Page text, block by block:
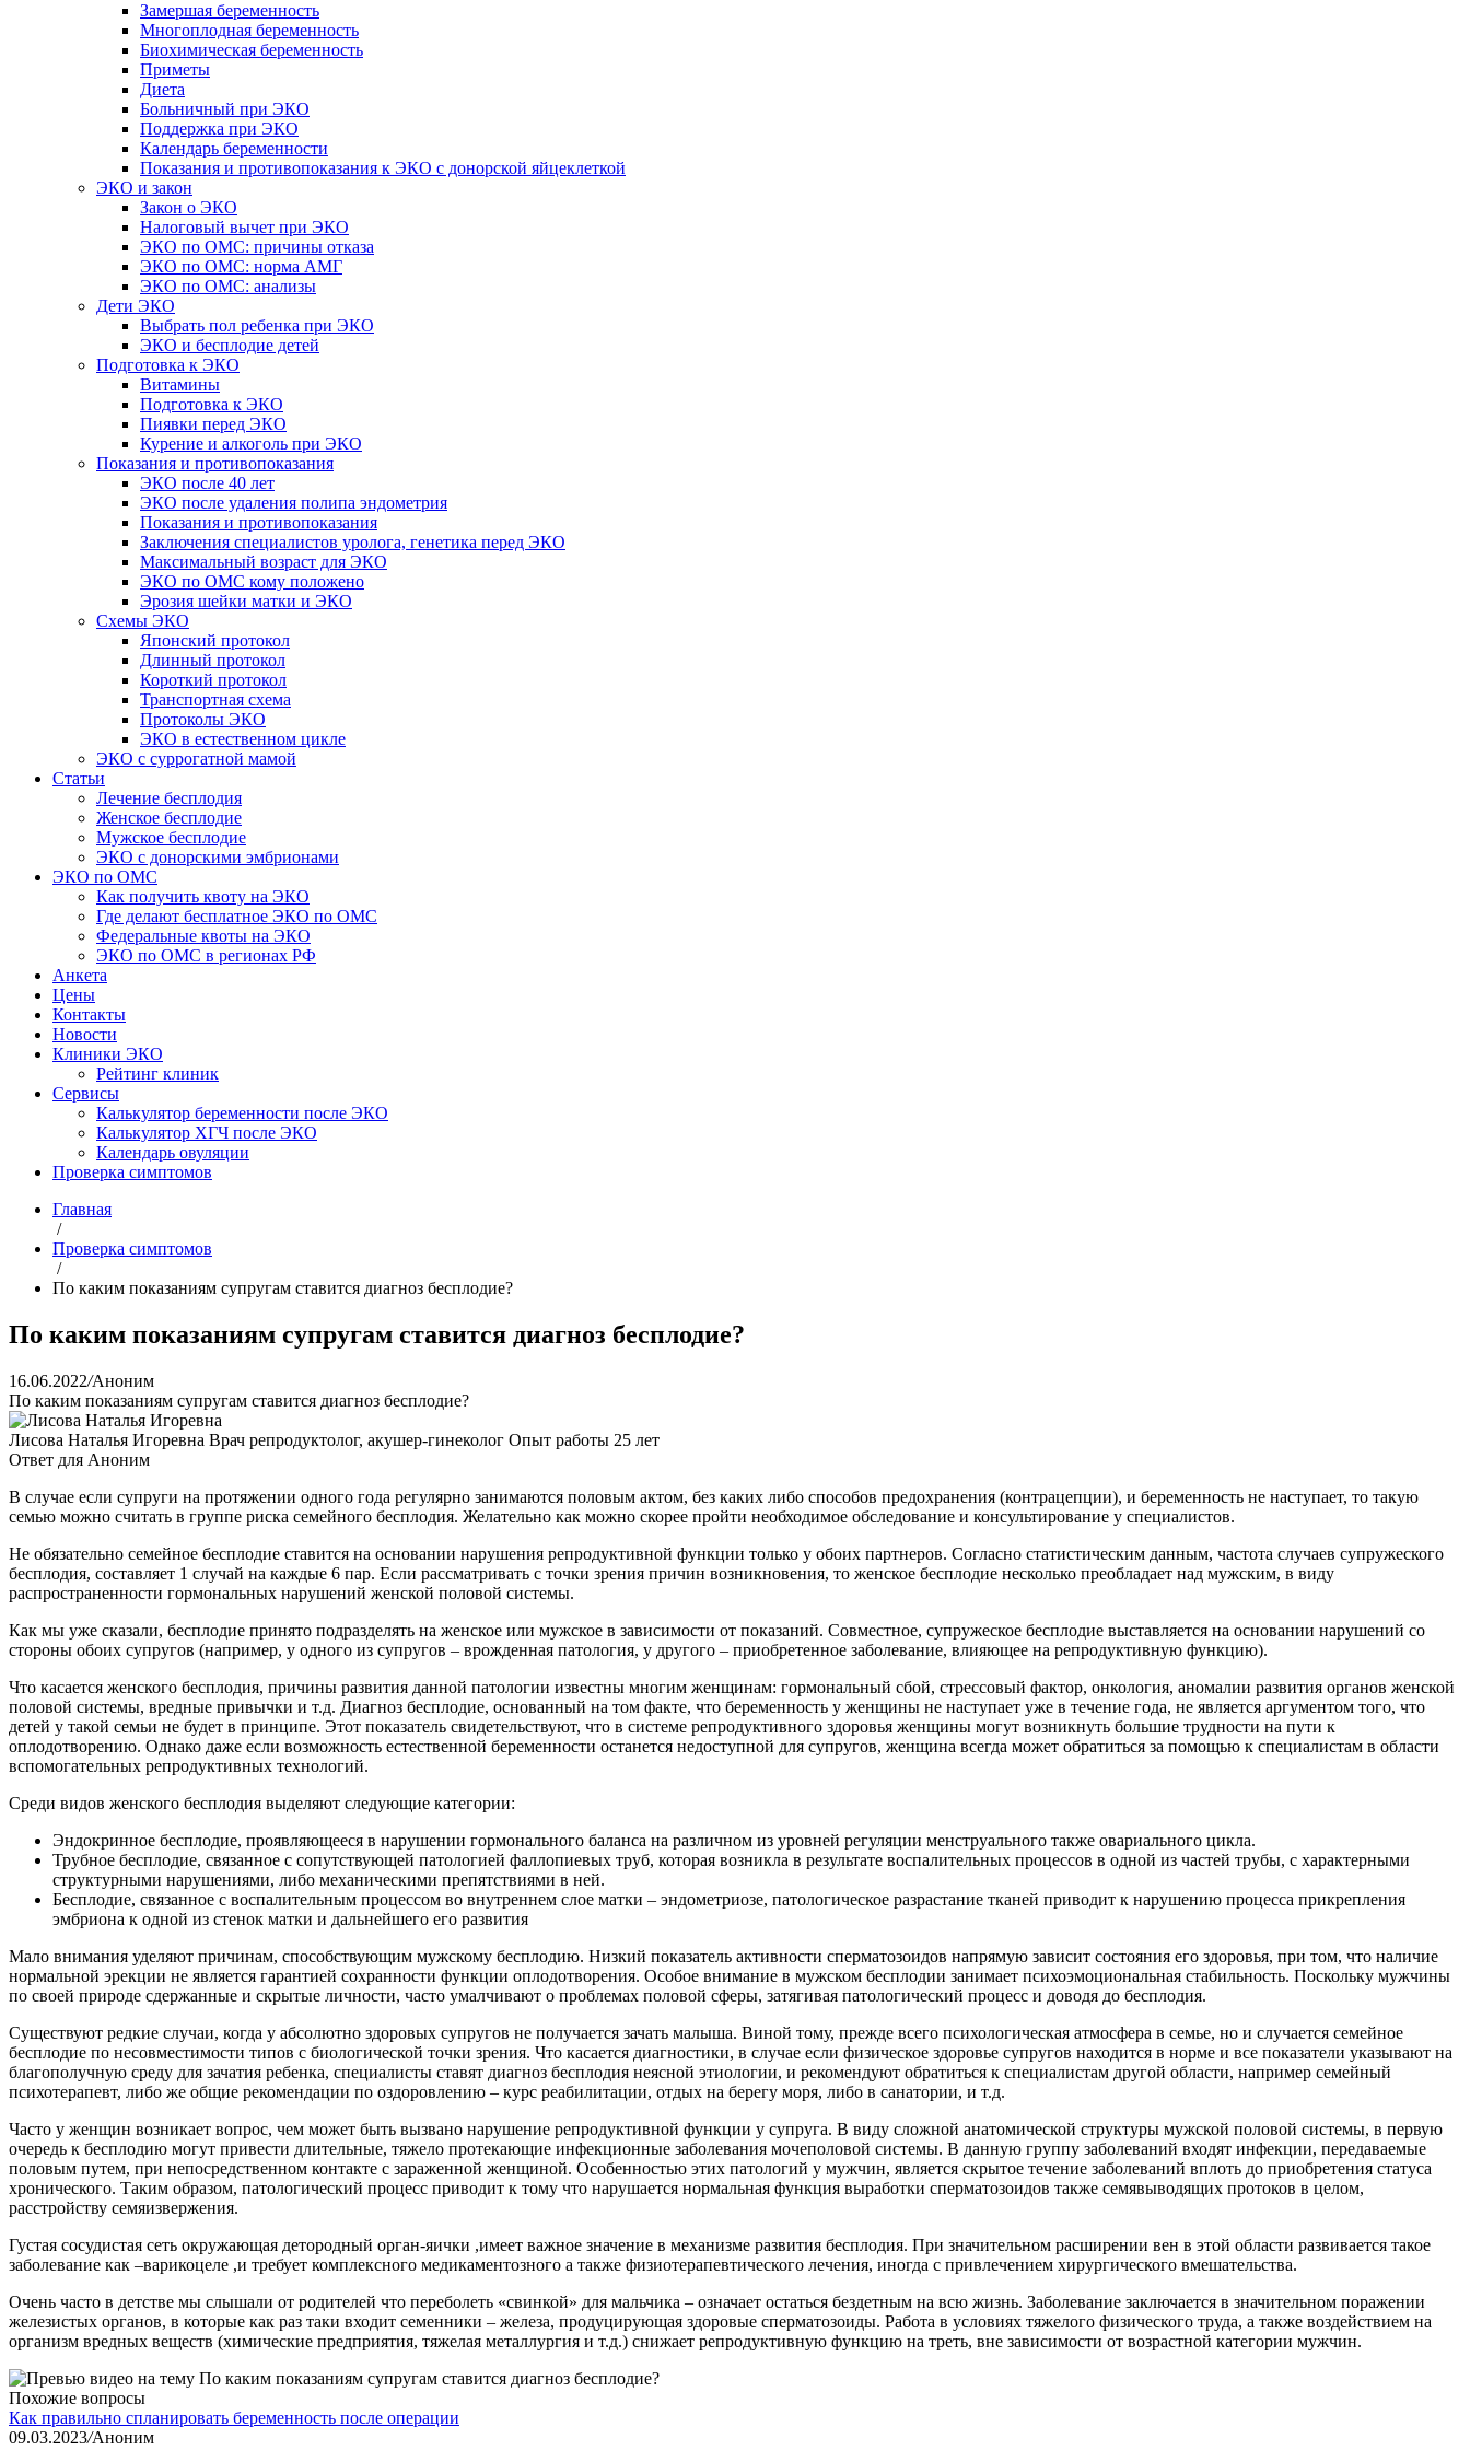
Замершая беременность
Многоплодная беременность
Биохимическая беременность
Приметы
Диета
Больничный при ЭКО
Поддержка при ЭКО
Календарь беременности
Показания и противопоказания к ЭКО с донорской яйцеклеткой
ЭКО и закон
Закон о ЭКО
Налоговый вычет при ЭКО
ЭКО по ОМС: причины отказа
ЭКО по ОМС: норма АМГ
ЭКО по ОМС: анализы
Дети ЭКО
Выбрать пол ребенка при ЭКО
ЭКО и бесплодие детей
Подготовка к ЭКО
Витамины
Подготовка к ЭКО
Пиявки перед ЭКО
Курение и алкоголь при ЭКО
Показания и противопоказания
ЭКО после 40 лет
ЭКО после удаления полипа эндометрия
Показания и противопоказания
Заключения специалистов уролога, генетика перед ЭКО
Максимальный возраст для ЭКО
ЭКО по ОМС кому положено
Эрозия шейки матки и ЭКО
Схемы ЭКО
Японский протокол
Длинный протокол
Короткий протокол
Транспортная схема
Протоколы ЭКО
ЭКО в естественном цикле
ЭКО с суррогатной мамой
Статьи
Лечение бесплодия
Женское бесплодие
Мужское бесплодие
ЭКО с донорскими эмбрионами
ЭКО по ОМС
Как получить квоту на ЭКО
Где делают бесплатное ЭКО по ОМС
Федеральные квоты на ЭКО
ЭКО по ОМС в регионах РФ
Анкета
Цены
Контакты
Новости
Клиники ЭКО
Рейтинг клиник
Сервисы
Калькулятор беременности после ЭКО
Калькулятор ХГЧ после ЭКО
Календарь овуляции
Проверка симптомов
Главная
/
Проверка симптомов
/
По каким показаниям супругам ставится диагноз бесплодие?
По каким показаниям супругам ставится диагноз бесплодие?
16.06.2022/Аноним
По каким показаниям супругам ставится диагноз бесплодие?
Лисова Наталья Игоревна Врач репродуктолог, акушер-гинеколог Опыт работы 25 лет
Ответ для Аноним
В случае если супруги на протяжении одного года регулярно занимаются половым актом, без каких либо способов предохранения (контрацепции), и беременность не наступает, то такую
семью можно считать в группе риска семейного бесплодия. Желательно как можно скорее пройти необходимое обследование и консультирование у специалистов.
Не обязательно семейное бесплодие ставится на основании нарушения репродуктивной функции только у обоих партнеров. Согласно статистическим данным, частота случаев супружеского
бесплодия, составляет 1 случай на каждые 6 пар. Если рассматривать с точки зрения причин возникновения, то женское бесплодие несколько преобладает над мужским, в виду
распространенности гормональных нарушений женской половой системы.
Как мы уже сказали, бесплодие принято подразделять на женское или мужское в зависимости от показаний. Совместное, супружеское бесплодие выставляется на основании нарушений со
стороны обоих супругов (например, у одного из супругов – врожденная патология, у другого – приобретенное заболевание, влияющее на репродуктивную функцию).
Что касается женского бесплодия, причины развития данной патологии известны многим женщинам: гормональный сбой, стрессовый фактор, онкология, аномалии развития органов женской
половой системы, вредные привычки и т.д. Диагноз бесплодие, основанный на том факте, что беременность у женщины не наступает уже в течение года, не является аргументом того, что
детей у такой семьи не будет в принципе. Этот показатель свидетельствуют, что в системе репродуктивного здоровья женщины могут возникнуть большие трудности на пути к
оплодотворению. Однако даже если возможность естественной беременности останется недоступной для супругов, женщина всегда может обратиться за помощью к специалистам в области
вспомогательных репродуктивных технологий.
Среди видов женского бесплодия выделяют следующие категории:
Эндокринное бесплодие, проявляющееся в нарушении гормонального баланса на различном из уровней регуляции менструального также овариального цикла.
Трубное бесплодие, связанное с сопутствующей патологией фаллопиевых труб, которая возникла в результате воспалительных процессов в одной из частей трубы, с характерными
структурными нарушениями, либо механическими препятствиями в ней.
Бесплодие, связанное с воспалительным процессом во внутреннем слое матки – эндометриозе, патологическое разрастание тканей приводит к нарушению процесса прикрепления
эмбриона к одной из стенок матки и дальнейшего его развития
Мало внимания уделяют причинам, способствующим мужскому бесплодию. Низкий показатель активности сперматозоидов напрямую зависит состояния его здоровья, при том, что наличие
нормальной эрекции не является гарантией сохранности функции оплодотворения. Особое внимание в мужском бесплодии занимает психоэмоциональная стабильность. Поскольку мужчины
по своей природе сдержанные и скрытые личности, часто умалчивают о проблемах половой сферы, затягивая патологический процесс и доводя до бесплодия.
Существуют редкие случаи, когда у абсолютно здоровых супругов не получается зачать малыша. Виной тому, прежде всего психологическая атмосфера в семье, но и случается семейное
бесплодие по несовместимости типов с биологической точки зрения. Что касается диагностики, в случае если физическое здоровье супругов находится в норме и все показатели указывают на
благополучную среду для зачатия ребенка, специалисты ставят диагноз бесплодия неясной этиологии, и рекомендуют обратиться к специалистам другой области, например семейный
психотерапевт, либо же общие рекомендации по оздоровлению – курс реабилитации, отдых на берегу моря, либо в санатории, и т.д.
Часто у женщин возникает вопрос, чем может быть вызвано нарушение репродуктивной функции у супруга. В виду сложной анатомической структуры мужской половой системы, в первую
очередь к бесплодию могут привести длительные, тяжело протекающие инфекционные заболевания мочеполовой системы. В данную группу заболеваний входят инфекции, передаваемые
половым путем, при непосредственном контакте с зараженной женщиной. Особенностью этих патологий у мужчин, является скрытое течение заболеваний вплоть до приобретения статуса
хронического. Таким образом, патологический процесс приводит к тому что нарушается нормальная функция выработки сперматозоидов также семявыводящих протоков в целом,
расстройству семяизвержения.
Густая сосудистая сеть окружающая детородный орган-яички ,имеет важное значение в механизме развития бесплодия. При значительном расширении вен в этой области развивается такое
заболевание как –варикоцеле ,и требует комплексного медикаментозного а также физиотерапевтического лечения, иногда с привлечением хирургического вмешательства.
Очень часто в детстве мы слышали от родителей что переболеть «свинкой» для мальчика – означает остаться бездетным на всю жизнь. Заболевание заключается в значительном поражении
железистых органов, в которые как раз таки входит семенники – железа, продуцирующая здоровые сперматозоиды. Работа в условиях тяжелого физического труда, а также воздействием на
организм вредных веществ (химические предприятия, тяжелая металлургия и т.д.) снижает репродуктивную функцию на треть, вне зависимости от возрастной категории мужчин.
Похожие вопросы
Как правильно спланировать беременность после операции
09.03.2023/Аноним